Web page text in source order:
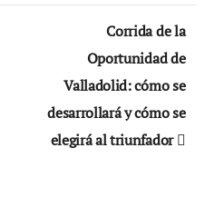
Corrida de la
Oportunidad de
Valladolid: cómo se
desarrollará y cómo se
elegirá al triunfador